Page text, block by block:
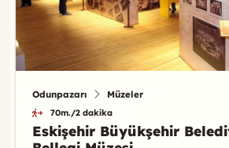
Odunpazarı Müzeler
70m./2 dakika
Eskişehir Büyükşehir